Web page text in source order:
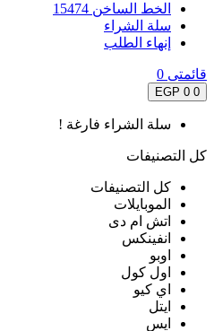
الخط الساخن 15474
سلة الشراء
إنهاء الطلب
قائمتى 0
0
0 EGP
سلة الشراء فارغة !
كل التصنيفات
كل التصنيفات
الموبايلات
اتش ام دى
انفينكس
اوبو
اول كول
اي كيو
ايتل
ايس